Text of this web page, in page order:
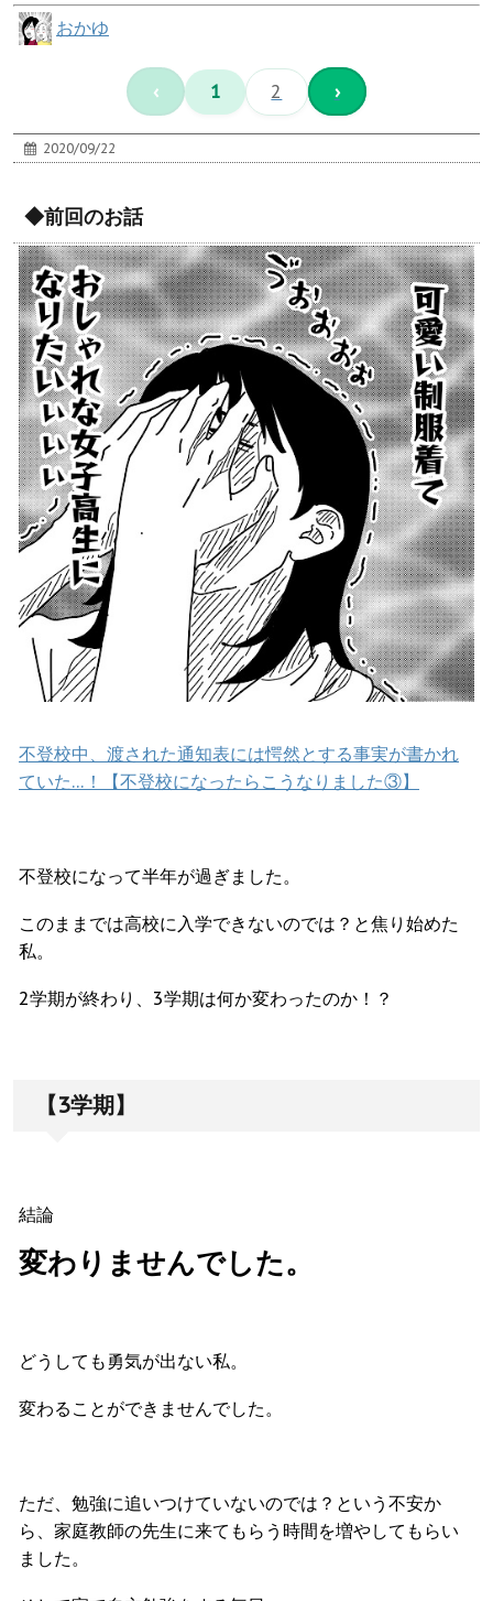
おかゆ
‹ 1 2 ›
2020/09/22
◆前回のお話
不登校中、渡された通知表には愕然とする事実が書かれ
ていた…！【不登校になったらこうなりました③】
不登校になって半年が過ぎました。
このままでは高校に入学できないのでは？と焦り始めた
私。
2学期が終わり、3学期は何か変わったのか！？
【3学期】
結論
変わりませんでした。
どうしても勇気が出ない私。
変わることができませんでした。
ただ、勉強に追いつけていないのでは？という不安か
ら、家庭教師の先生に来てもらう時間を増やしてもらい
ました。